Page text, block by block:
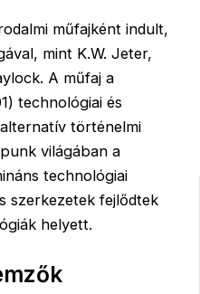
műfajként indult,
mint K.W. Jeter,
A műfaj a
technológiai és
történelmi
világában a
technológiai
szerkezetek fejlődtek
helyett.